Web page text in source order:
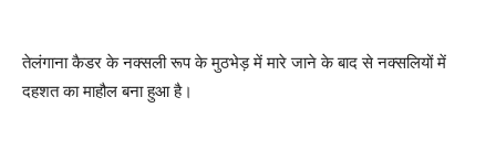
तेलंगाना कैडर के नक्सली रूप के मुठभेड़ में मारे जाने के बाद से नक्सलियों में
दहशत का माहौल बना हुआ है।